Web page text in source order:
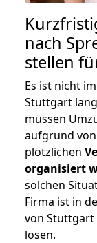
nach
stellen
Es ist nicht
Stuttgart
müssen
aufgrund
plötzlichen
organisiert
solchen
Firma ist in
von Stuttgart
lösen.